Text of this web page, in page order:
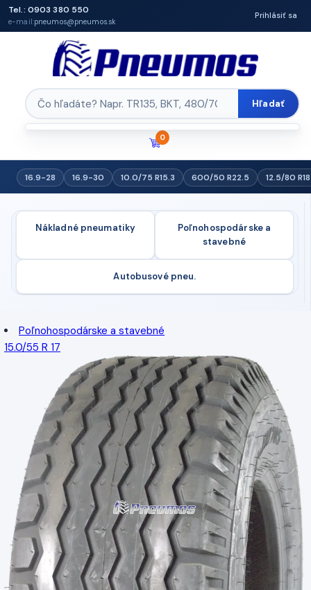
Tel.: 0903 380 550
e-mail:pneumos@pneumos.sk
Prihlásiť sa
Hľadať
0
16.9-28 16.9-30 10.0/75 R15.3 600/50 R22.5 12.5/80 R18
Nákladné pneumatiky
Poľnohospodárske a
stavebné
Autobusové pneu.
Poľnohospodárske a stavebné
15.0/55 R 17